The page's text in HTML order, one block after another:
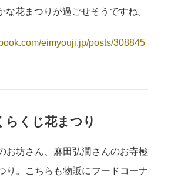
な花まつりが過ごせそうですね。
eimyouji.jp/posts/308845
らくじ花まつり
お坊さん、麻田弘潤さんのお寺極
り。こちらも物販にフードコーナ